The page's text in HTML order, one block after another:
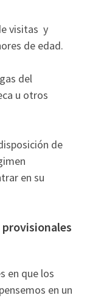
visitas y
de edad.
del
u otros
de
en su
en que los
en un